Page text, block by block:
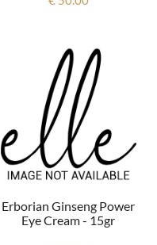
Erborian Ginseng Power
Eye Cream - 15gr